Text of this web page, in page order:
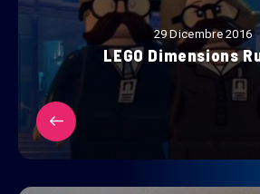
29 Dicembre 2016
LEGO Dimensions